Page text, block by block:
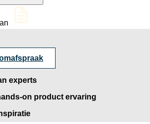
experts
on product ervaring